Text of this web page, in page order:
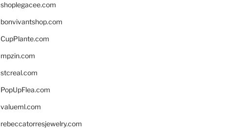
shoplegacee.com
bonvivantshop.com
CupPlante.com
mpzin.com
stcreal.com
PopUpFlea.com
valueml.com
rebeccatorresjewelry.com